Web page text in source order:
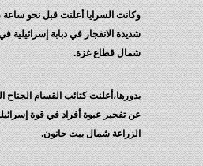
وكانت السرايا أعلنت قبل نحو
شديدة الانفجار في دبابة
شمال قطاع غزة.
بدورها،أعلنت كتائب القسام
عن تفجير عبوة أفراد في قوة
الزراعة شمال بيت حانون.